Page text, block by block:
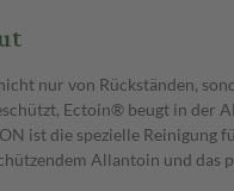
nur von Rückständen,
Ectoin® beugt in der
ist die spezielle
Allantoin und das